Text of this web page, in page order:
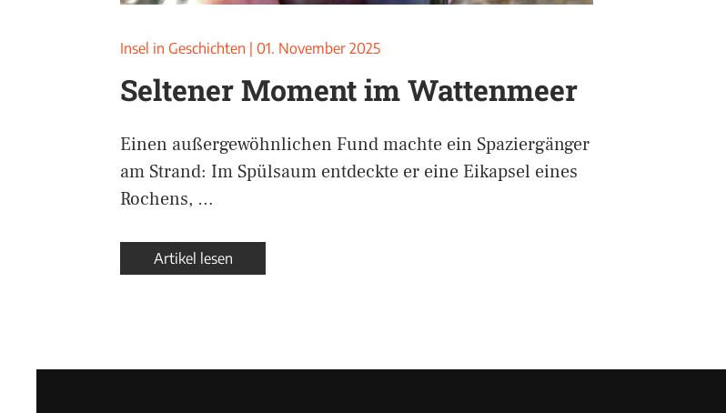
Insel in Geschichten 01. November 2025
Seltener Moment im Wattenmeer
Einen außergewöhnlichen Fund machte ein Spaziergänger
am Strand: Im Spülsaum entdeckte er eine Eikapsel eines
Rochens, …
Artikel lesen